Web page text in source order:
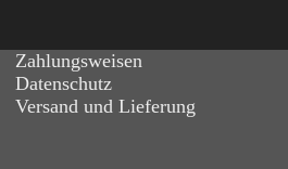
Zahlungsweisen
Datenschutz
Versand und Lieferung